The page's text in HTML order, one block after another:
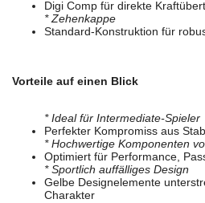
Digi Comp für direkte
* Zehenkappe
Standard-Konstruktion für
Vorteile auf einen Blick
* Ideal für Intermediate-Spieler
Perfekter Kompromiss aus
* Hochwertige Komponenten
Optimiert für Performance,
* Sportlich auffälliges Design
Gelbe Designelemente
Charakter